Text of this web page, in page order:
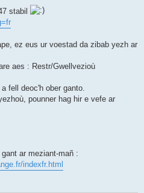
stabil
ez eus ur voestad da zibab yezh ar
aes : Restr/Gwellvezioù
fell deoc'h ober ganto.
pounner hag hir e vefe ar
ar meziant-mañ :
indexfr.html